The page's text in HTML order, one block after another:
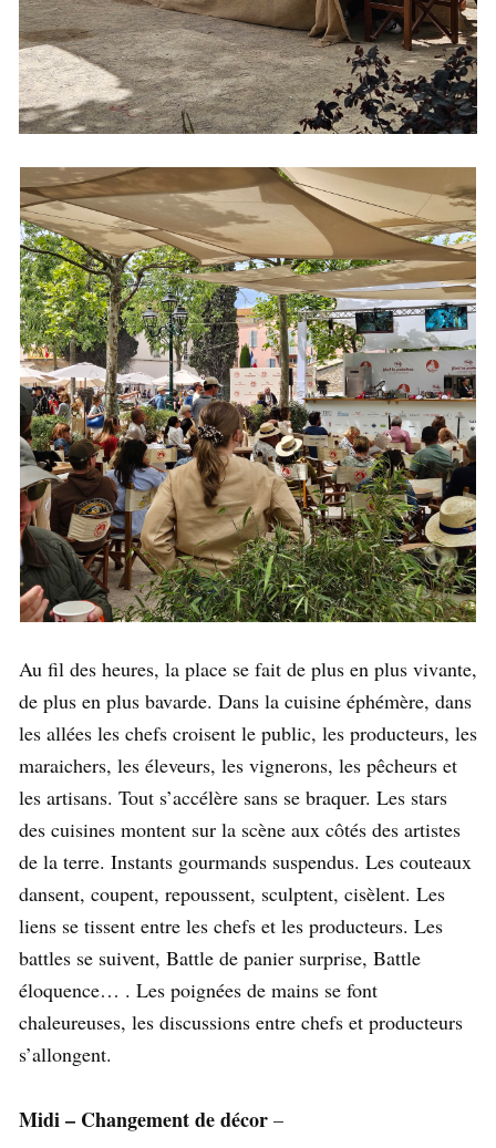
Au fil des heures, la place se fait de plus en plus vivante,
de plus en plus bavarde. Dans la cuisine éphémère, dans
les allées les chefs croisent le public, les producteurs, les
maraichers, les éleveurs, les vignerons, les pêcheurs et
les artisans. Tout s’accélère sans se braquer. Les stars
des cuisines montent sur la scène aux côtés des artistes
de la terre. Instants gourmands suspendus. Les couteaux
dansent, coupent, repoussent, sculptent, cisèlent. Les
liens se tissent entre les chefs et les producteurs. Les
battles se suivent, Battle de panier surprise, Battle
éloquence… . Les poignées de mains se font
chaleureuses, les discussions entre chefs et producteurs
s’allongent.
Midi – Changement de décor –